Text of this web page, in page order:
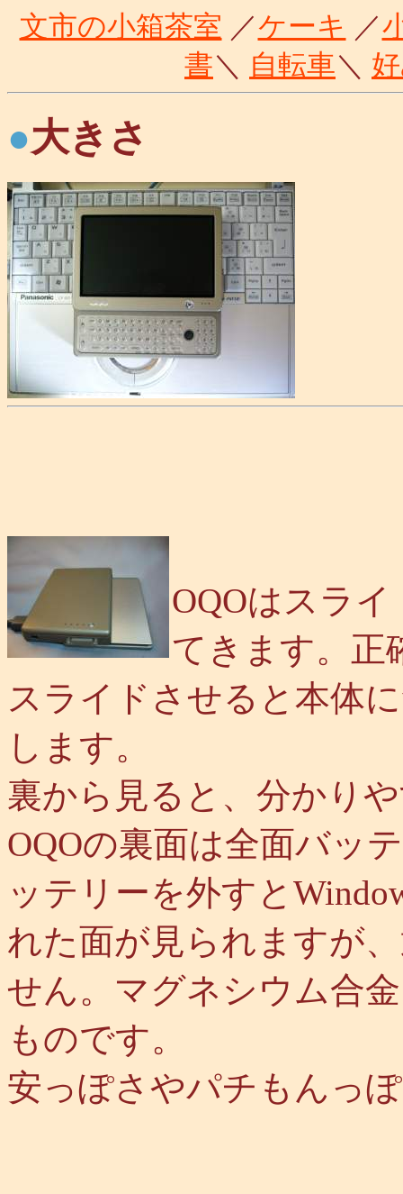
文市の小箱茶室 ／ケーキ ／
書＼ 自転車＼
●大きさ
OQOはスラ
てきます。正
スライドさせると本体
します。
裏から見ると、分かり
OQOの裏面は全面バッ
ッテリーを外すと
れた面が見られますが
せん。マグネシウム合
ものです。
安っぽさやパチもんっ